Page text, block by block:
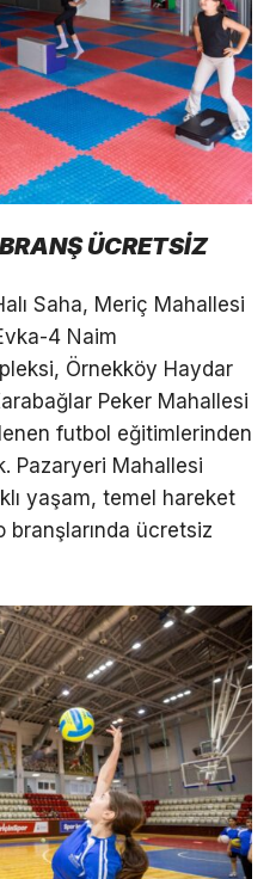
ÜCRETSİZ
Saha, Meriç Mahallesi
4 Naim
Örnekköy Haydar
Peker Mahallesi
futbol eğitimlerinden
Pazaryeri Mahallesi
yaşam, temel hareket
ücretsiz